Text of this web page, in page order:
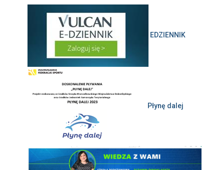
EDZIENNIK
Płynę dalej